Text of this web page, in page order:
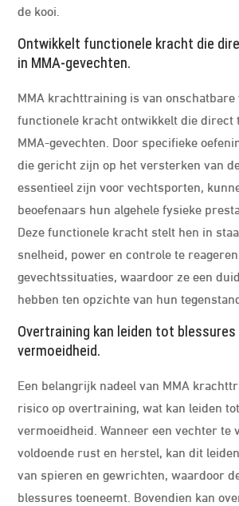
de kooi.
Ontwikkelt functionele kracht die
in MMA-gevechten.
MMA krachttraining is van
functionele kracht ontwikkelt die direct
MMA-gevechten. Door specifieke
die gericht zijn op het versterken van
essentieel zijn voor vechtsporten,
beoefenaars hun algehele fysieke
Deze functionele kracht stelt hen in
snelheid, power en controle te
gevechtssituaties, waardoor ze een
hebben ten opzichte van hun
Overtraining kan leiden tot blessures
vermoeidheid.
Een belangrijk nadeel van MMA
risico op overtraining, wat kan leiden
vermoeidheid. Wanneer een vechter te
voldoende rust en herstel, kan dit
van spieren en gewrichten, waardoor
blessures toeneemt. Bovendien kan